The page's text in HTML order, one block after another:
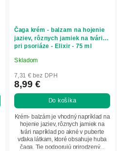
Čaga krém - balzam na hojenie
jaziev, rôznych jamiek na tvári,
pri psoriáze - Elixir - 75 ml
Priemerné
hodnotenie
produktu
je
4,7
z
hviezdičiek.
Skladom
7,31 € bez DPH
8,99 €
Do košíka
Krém- balzám je vhodný napríklad na
hojenie jaziev, rôznych jamiek na
tvári napríklad po akné v puberte
vďaka látkam, ktoré obsahuje huba
čaga. Tie podporujú prirodzený...